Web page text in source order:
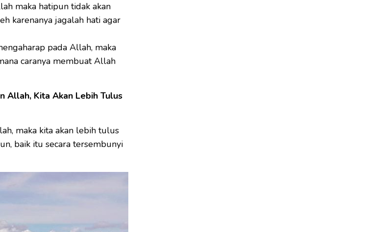
maka hatipun tidak akan
karenanya jagalah hati agar
pada Allah, maka
caranya membuat Allah
Allah, Kita Akan Lebih Tulus
maka kita akan lebih tulus
baik itu secara tersembunyi